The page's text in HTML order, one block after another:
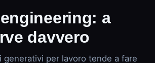
a
davvero
generativi per lavoro tende a fare